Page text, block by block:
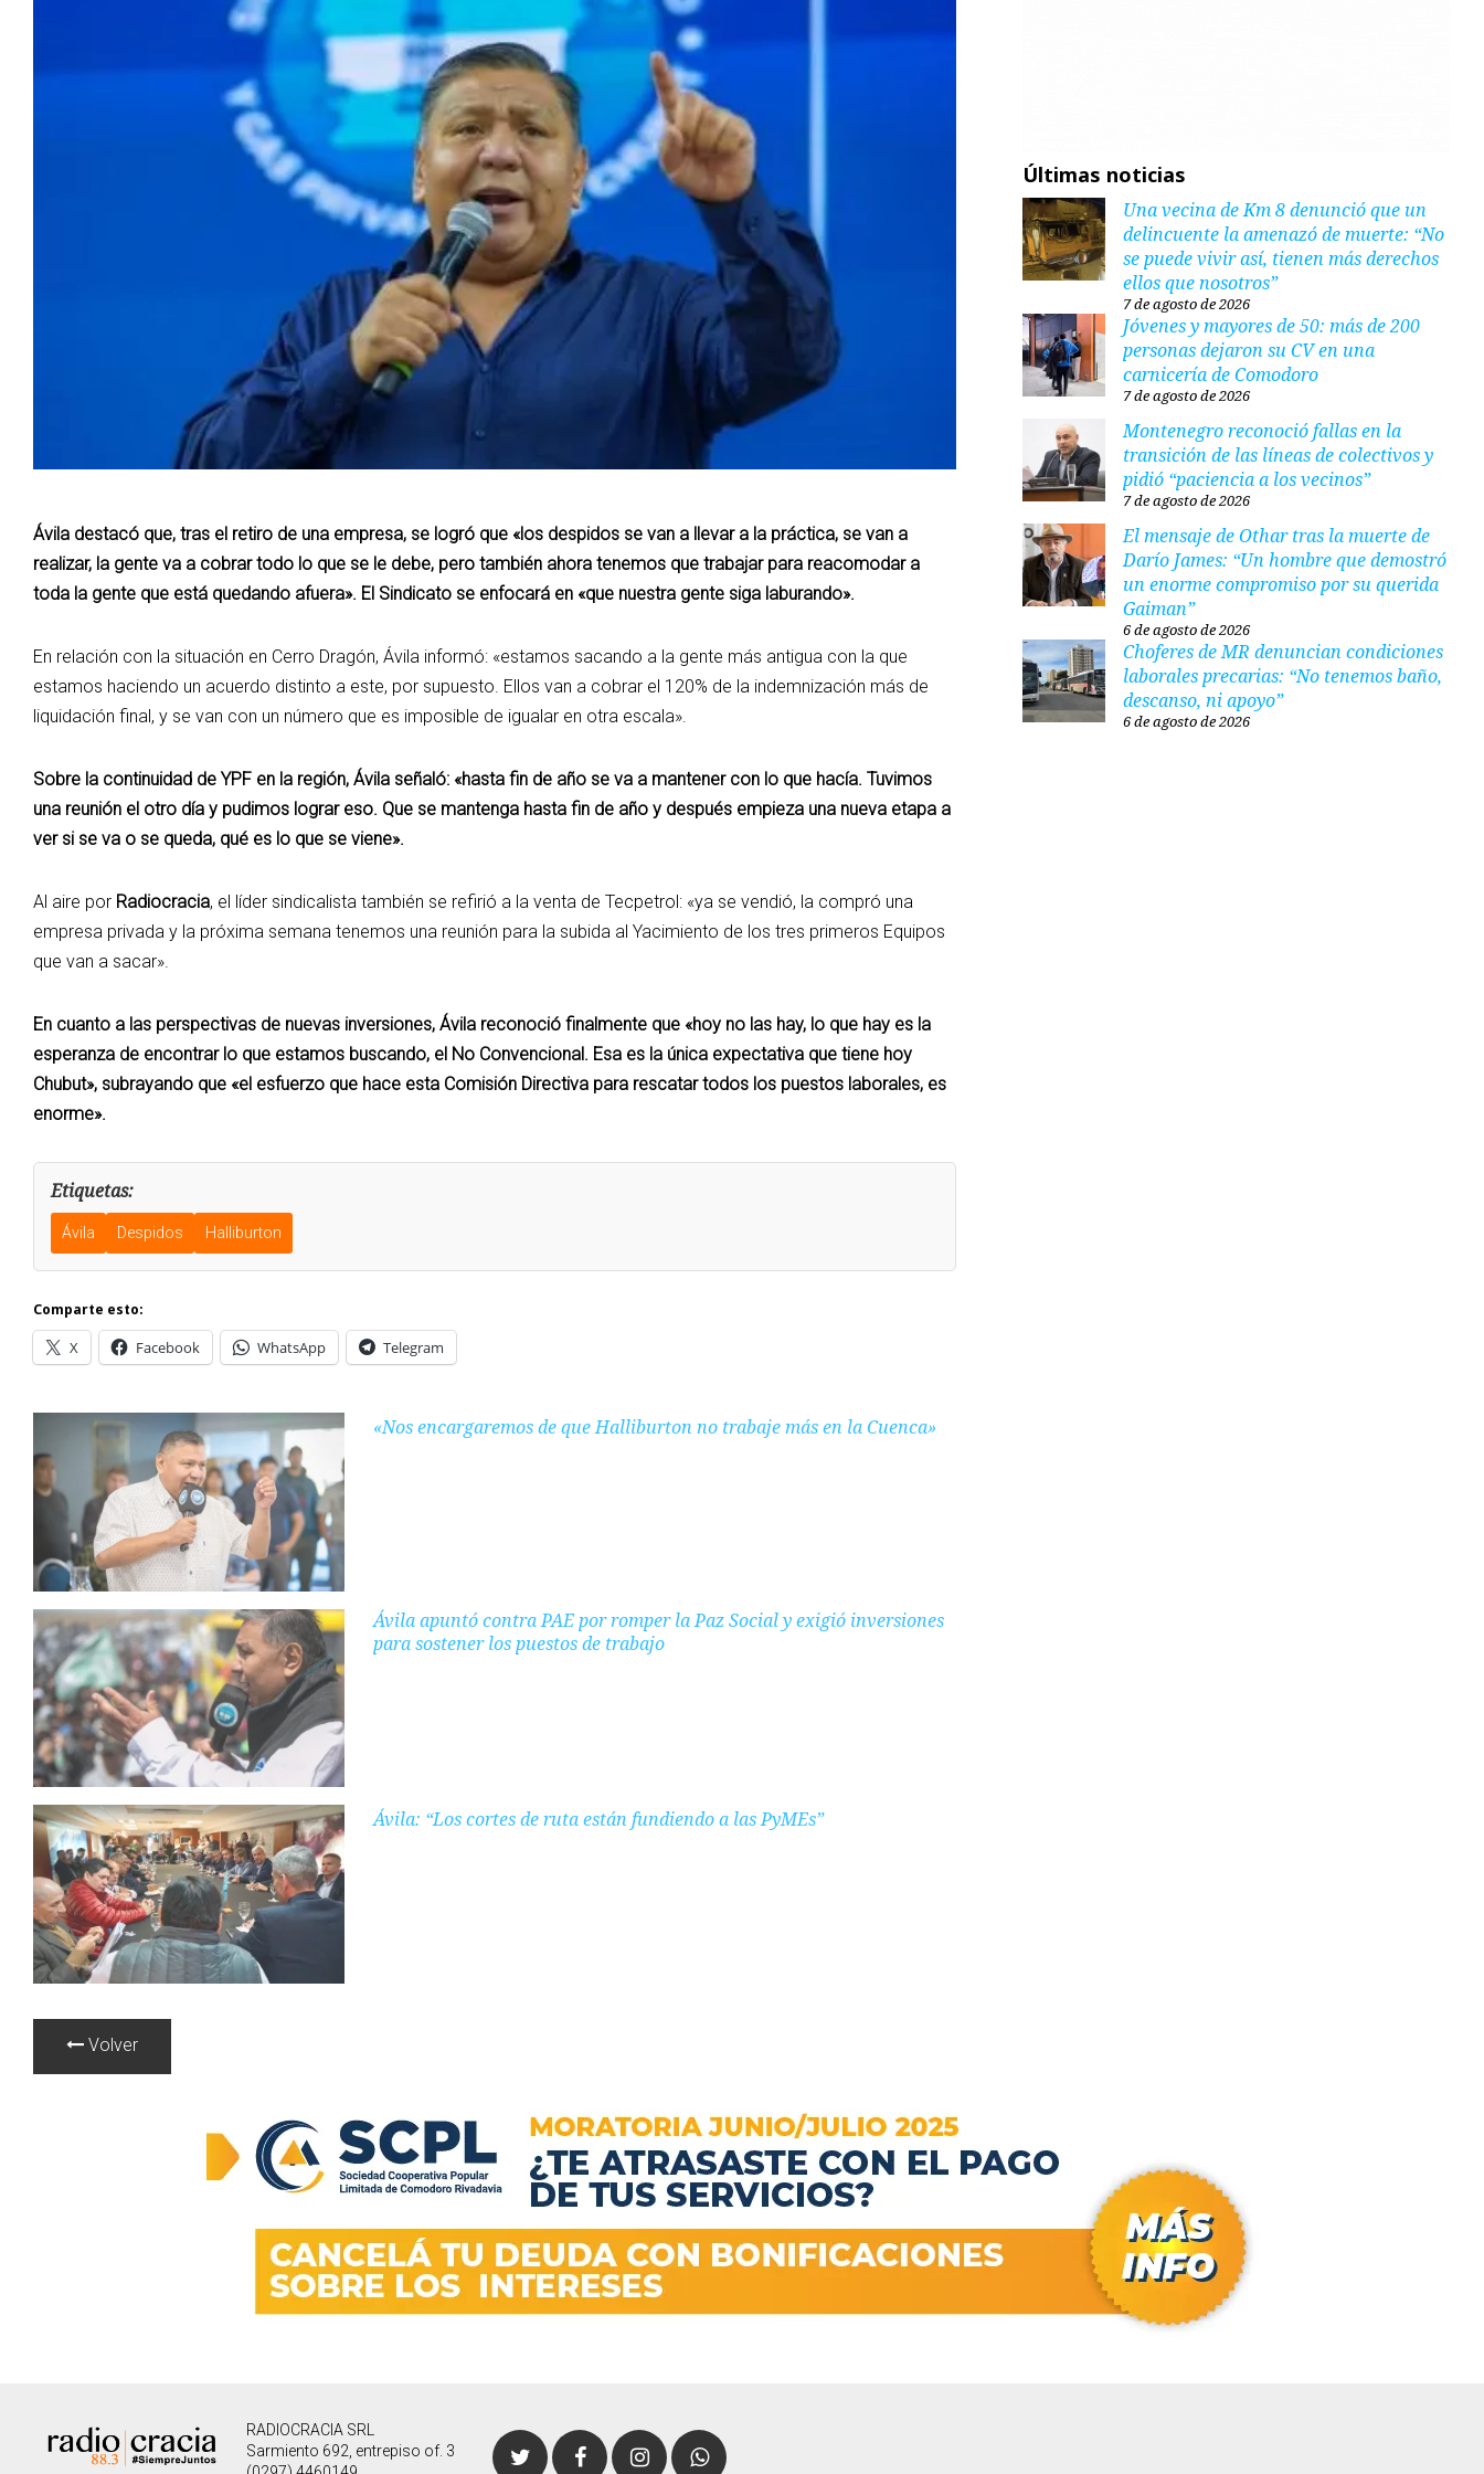
Ávila destacó que, tras el retiro de una empresa, se logró que «los despidos se van a llevar a la práctica, se van a
realizar, la gente va a cobrar todo lo que se le debe, pero también ahora tenemos que trabajar para reacomodar a
toda la gente que está quedando afuera». El Sindicato se enfocará en «que nuestra gente siga laburando».
En relación con la situación en Cerro Dragón, Ávila informó: «estamos sacando a la gente más antigua con la que
estamos haciendo un acuerdo distinto a este, por supuesto. Ellos van a cobrar el 120% de la indemnización más de
liquidación final, y se van con un número que es imposible de igualar en otra escala».
Sobre la continuidad de YPF en la región, Ávila señaló: «hasta fin de año se va a mantener con lo que hacía. Tuvimos
una reunión el otro día y pudimos lograr eso. Que se mantenga hasta fin de año y después empieza una nueva etapa a
ver si se va o se queda, qué es lo que se viene».
Al aire por Radiocracia, el líder sindicalista también se refirió a la venta de Tecpetrol: «ya se vendió, la compró una
empresa privada y la próxima semana tenemos una reunión para la subida al Yacimiento de los tres primeros Equipos
que van a sacar».
En cuanto a las perspectivas de nuevas inversiones, Ávila reconoció finalmente que «hoy no las hay, lo que hay es la
esperanza de encontrar lo que estamos buscando, el No Convencional. Esa es la única expectativa que tiene hoy
Chubut», subrayando que «el esfuerzo que hace esta Comisión Directiva para rescatar todos los puestos laborales, es
enorme».
Etiquetas:
Ávila Despidos Halliburton
Comparte esto:
X Facebook WhatsApp Telegram
«Nos encargaremos de que Halliburton no trabaje más en la Cuenca»
Ávila apuntó contra PAE por romper la Paz Social y exigió inversiones
para sostener los puestos de trabajo
Ávila: “Los cortes de ruta están fundiendo a las PyMEs”
Volver
Últimas noticias
Una vecina de Km 8 denunció que un
delincuente la amenazó de muerte: “No
se puede vivir así, tienen más derechos
ellos que nosotros”
7 de agosto de 2026
Jóvenes y mayores de 50: más de 200
personas dejaron su CV en una
carnicería de Comodoro
7 de agosto de 2026
Montenegro reconoció fallas en la
transición de las líneas de colectivos y
pidió “paciencia a los vecinos”
7 de agosto de 2026
El mensaje de Othar tras la muerte de
Darío James: “Un hombre que demostró
un enorme compromiso por su querida
Gaiman”
6 de agosto de 2026
Choferes de MR denuncian condiciones
laborales precarias: “No tenemos baño,
descanso, ni apoyo”
6 de agosto de 2026
RADIOCRACIA SRL
Sarmiento 692, entrepiso of. 3